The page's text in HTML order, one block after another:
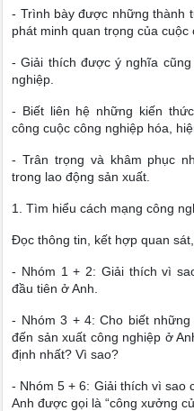
- Trình bày được những thành
phát minh quan trọng của cuộc
- Giải thích được ý nghĩa
nghiệp.
- Biết liên hệ những kiến
công cuộc công nghiệp hóa,
- Trân trọng và khâm phục
trong lao động sản xuất.
1. Tìm hiểu cách mạng công
Đọc thông tin, kết hợp quan
- Nhóm 1 + 2: Giải thích vì
đầu tiên ở Anh.
- Nhóm 3 + 4: Cho biết
đến sản xuất công nghiệp ở
định nhất? Vì sao?
- Nhóm 5 + 6: Giải thích vì sao
Anh được gọi là “công xưởng